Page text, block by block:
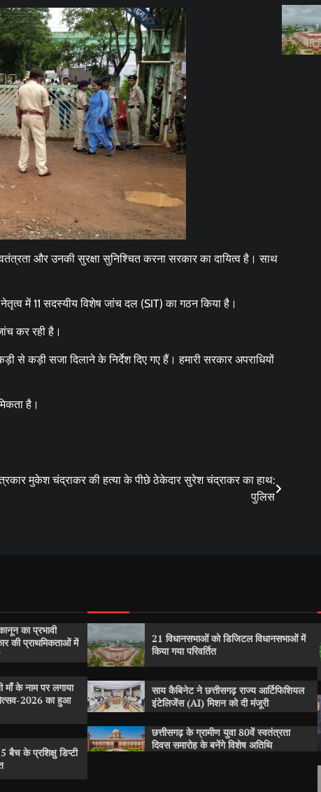
और उनकी सुरक्षा सुनिश्चित करना सरकार का दायित्व है। साथ
में 11 सदस्यीय विशेष जांच दल (SIT) का गठन किया है।
कर रही है।
से कड़ी सजा दिलाने के निर्देश दिए गए हैं। हमारी सरकार अपराधियों
है।
मुकेश चंद्राकर की हत्या के पीछे ठेकेदार सुरेश चंद्राकर का हाथ:
पुलिस
का प्रभावी
की प्राथमिकताओं में
के नाम पर लगाया
2026 का हुआ
के प्रशिक्षु डिप्टी
21 विधानसभाओं को डिजिटल विधानसभाओं में
किया गया परिवर्तित
साय कैबिनेट ने छत्तीसगढ़ राज्य आर्टिफिशियल
इंटेलिजेंस (AI) मिशन को दी मंजूरी
छत्तीसगढ़ के ग्रामीण युवा 80वें स्वतंत्रता
दिवस समारोह के बनेंगे विशेष अतिथि